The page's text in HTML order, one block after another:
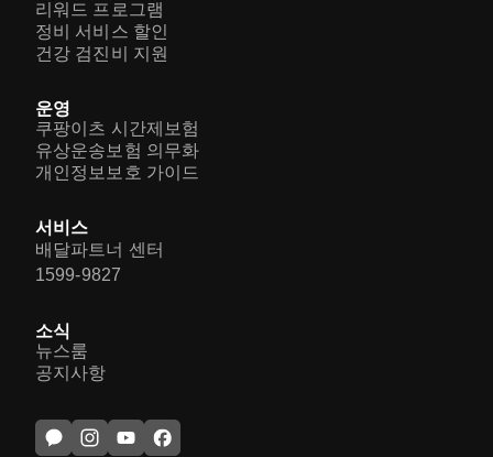
리워드 프로그램
정비 서비스 할인
건강 검진비 지원
운영
쿠팡이츠 시간제보험
유상운송보험 의무화
개인정보보호 가이드
서비스
배달파트너 센터
1599-9827
소식
뉴스룸
공지사항